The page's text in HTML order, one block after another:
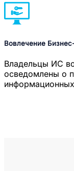
Вовлечение
Владельцы ИС
осведомлены о